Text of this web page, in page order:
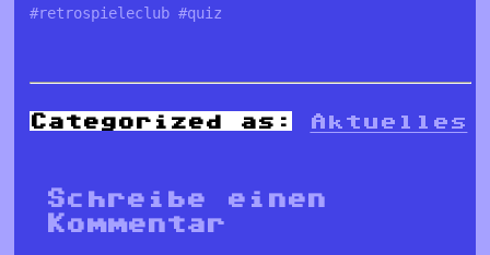
#retrospieleclub #quiz
Categorized as: Aktuelles
Schreibe einen
Kommentar